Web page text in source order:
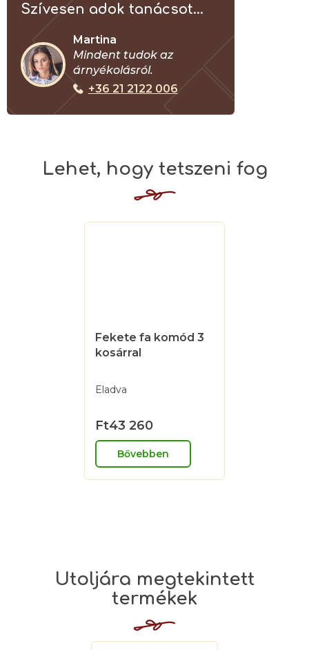
Fekete fa komód 3
kosárral
Eladva
Ft43 260
Bővebben
Szívesen adok tanácsot...
Martina
Mindent tudok az
árnyékolásról.
+36 21 2122 006